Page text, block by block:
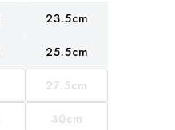
23.5cm
25.5cm
27.5cm
30cm